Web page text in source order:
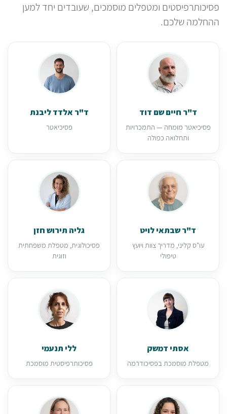
פסיכותרפיסטים ומטפלים מוסמכים, שעובדים יחד למען
ההחלמה שלכם.
ד"ר חיים שם דוד
פסיכיאטר מומחה — התמכרויות
ותחלואה כפולה
ד"ר אלדד ליבנת
פסיכיאטר
ד"ר שבתאי לויט
עו"ס קליני, מדריך צוות ויועץ
טיפולי
גליה תירוש חזן
פסיכולוגית, מטפלת משפחתית
וזוגית
אסתי דמשק
מטפלת מוסמכת בפסיכודרמה
ללי תנעמי
פסיכותרפיסטית מוסמכת